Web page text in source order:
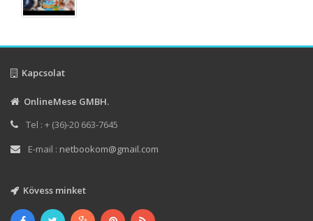
Kapcsolat
OnlineMese GMBH.
Tel : + (36)-20 663-7645
E-mail : netbookom@gmail.com
Kövess minket